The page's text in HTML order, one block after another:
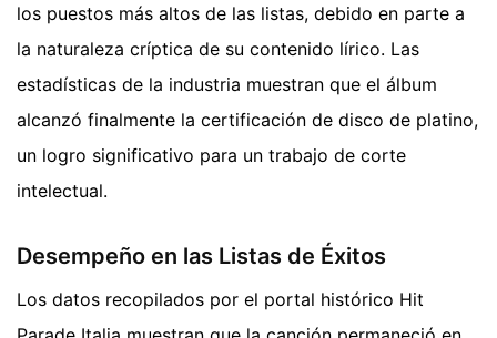
los puestos más altos de las listas, debido en parte a
la naturaleza críptica de su contenido lírico. Las
estadísticas de la industria muestran que el álbum
alcanzó finalmente la certificación de disco de platino,
un logro significativo para un trabajo de corte
intelectual.
Desempeño en las Listas de Éxitos
Los datos recopilados por el portal histórico Hit